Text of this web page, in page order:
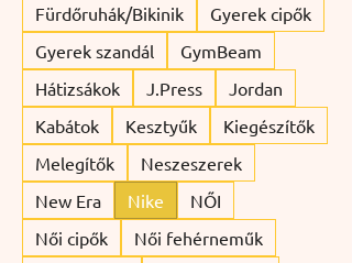
Fürdőruhák/Bikinik
Gyerek cipők
Gyerek szandál
GymBeam
Hátizsákok
J.Press
Jordan
Kabátok
Kesztyűk
Kiegészítők
Melegítők
Neszeszerek
New Era
Nike
NŐI
Női cipők
Női fehérneműk